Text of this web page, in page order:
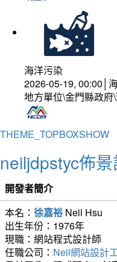
海洋污染
2026-05-19, 00:00│
地方單位\金門縣政
THEME_TOPBOXSHOW
neiljdpstyc佈
開發者簡介
本名： 徐嘉裕 Neil Hsu
出生年份：1976年
現職：網站程式設計師
任職公司： Neil網站設計